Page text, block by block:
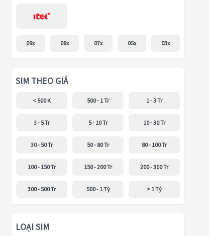
09x 08x 07x 05x 03x
SIM THEO GIÁ
< 500 K 500 - 1 Tr 1 - 3 Tr
3 - 5 Tr 5 - 10 Tr 10 - 30 Tr
30 - 50 Tr 50 - 80 Tr 80 - 100 Tr
100 - 150 Tr 150 - 200 Tr 200 - 300 Tr
300 - 500 Tr 500 - 1 Tỷ > 1 Tỷ
LOẠI SIM